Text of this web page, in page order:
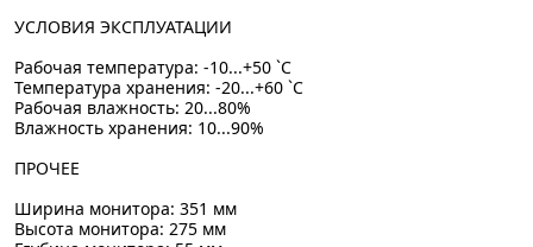
УСЛОВИЯ ЭКСПЛУАТАЦИИ
Рабочая температура: -10...+50 `C
Температура хранения: -20...+60 `C
Рабочая влажность: 20...80%
Влажность хранения: 10...90%
ПРОЧЕЕ
Ширина монитора: 351 мм
Высота монитора: 275 мм